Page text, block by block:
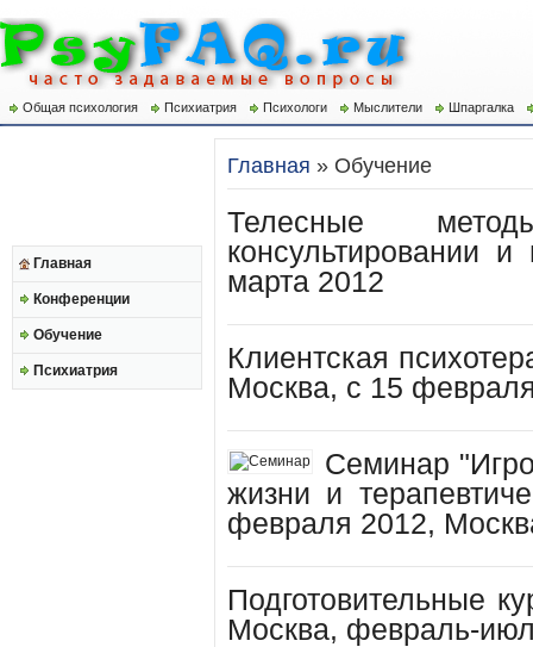
Общая психология Психиатрия Психологи Мыслители Шпаргалка
Главная
Конференции
Обучение
Психиатрия
Главная » Обучение
Телесные
консультировании
марта 2012
Клиентская
Москва, с 15
Семинар
жизни и
февраля 2012,
Подготовительные
Москва, февраль-